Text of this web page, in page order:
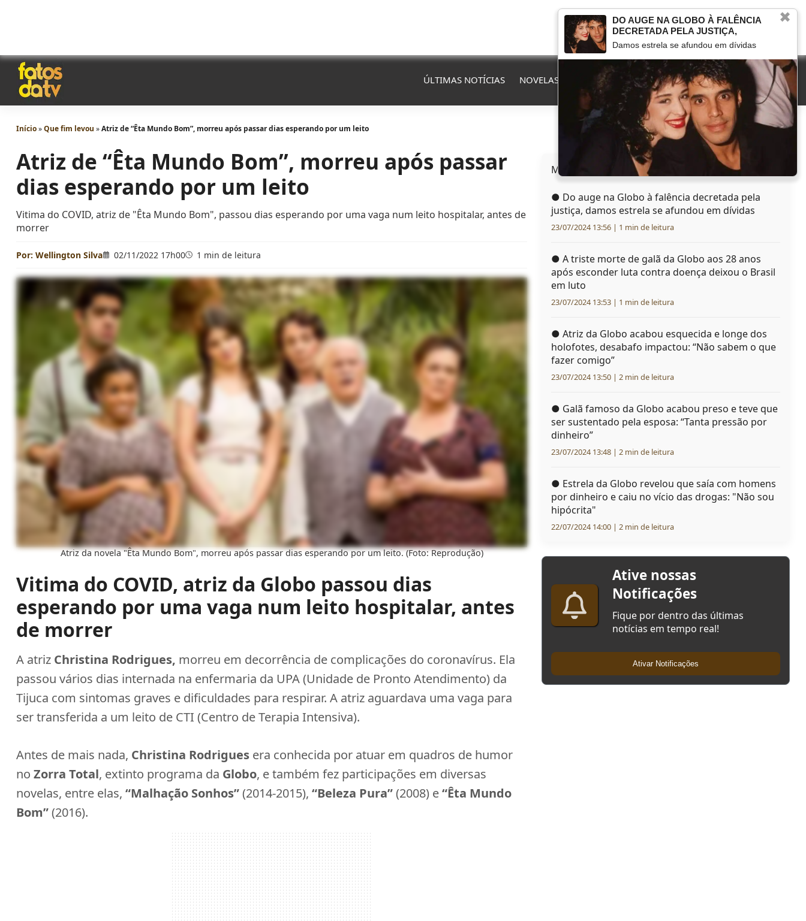
ÚLTIMAS NOTÍCIAS NOVELAS QUE FIM LEVOU MARCOU NA TV HERANÇAS
Início»Que fim levou »Atriz de “Êta Mundo Bom”, morreu após passar dias esperando por um leito
Atriz de “Êta Mundo Bom”, morreu após passar
dias esperando por um leito
Vitima do COVID, atriz de "Êta Mundo Bom", passou dias esperando por uma vaga num leito hospitalar, antes de
morrer
Por: Wellington Silva 02/11/2022 17h00 1 min de leitura
Atriz da novela "Êta Mundo Bom", morreu após passar dias esperando por um leito. (Foto: Reprodução)
Vitima do COVID, atriz da Globo passou dias
esperando por uma vaga num leito hospitalar, antes
de morrer
A atriz Christina Rodrigues, morreu em decorrência de complicações do coronavírus. Ela
passou vários dias internada na enfermaria da UPA (Unidade de Pronto Atendimento) da
Tijuca com sintomas graves e dificuldades para respirar. A atriz aguardava uma vaga para
ser transferida a um leito de CTI (Centro de Terapia Intensiva).
Antes de mais nada, Christina Rodrigues era conhecida por atuar em quadros de humor
no Zorra Total, extinto programa da Globo, e também fez participações em diversas
novelas, entre elas, “Malhação Sonhos”(2014-2015), “Beleza Pura”(2008) e“Êta Mundo
Bom”(2016).
Mais lidas hoje
● Do auge na Globo à falência decretada pela
justiça, damos estrela se afundou em dívidas
23/07/2024 13:56 | 1 min de leitura
● A triste morte de galã da Globo aos 28 anos
após esconder luta contra doença deixou o Brasil
em luto
23/07/2024 13:53 | 1 min de leitura
● Atriz da Globo acabou esquecida e longe dos
holofotes, desabafo impactou: “Não sabem o que
fazer comigo”
23/07/2024 13:50 | 2 min de leitura
● Galã famoso da Globo acabou preso e teve que
ser sustentado pela esposa: “Tanta pressão por
dinheiro”
23/07/2024 13:48 | 2 min de leitura
● Estrela da Globo revelou que saía com homens
por dinheiro e caiu no vício das drogas: "Não sou
hipócrita"
22/07/2024 14:00 | 2 min de leitura
Ative nossas
Notificações
Fique por dentro das últimas
notícias em tempo real!
Ativar Notificações
✖
DO AUGE NA GLOBO À FALÊNCIA
DECRETADA PELA JUSTIÇA,
Damos estrela se afundou em dívidas